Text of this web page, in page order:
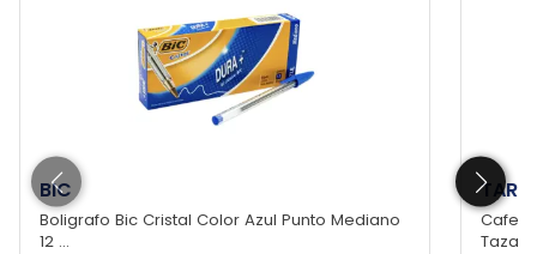
BIC
Boligrafo Bic Cristal Color Azul Punto Mediano
12 ...
Tazas